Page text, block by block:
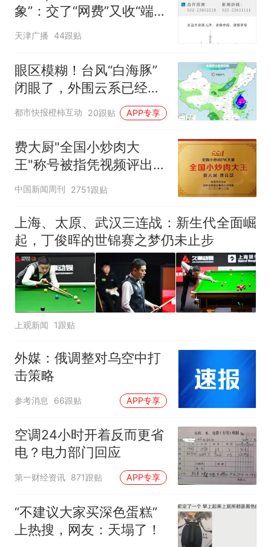
象”：交了“网费”又收“端口
费”，退费没着落，使用期
天津广播 44跟贴
眼区模糊！台风“白海豚”
闭眼了，外围云系已经触
及浙江，浙江、上海等地
位于台风危险半圆
都市快报橙柿互动 20跟贴 APP专享
费大厨"全国小炒肉大
王"称号被指凭视频评出
官方回应
中国新闻周刊 2751跟贴
上海、太原、武汉三连战：新生代全面崛
起，丁俊晖的世锦赛之梦仍未止步
上观新闻 1跟贴
外媒：俄调整对乌空中打
击策略
参考消息 66跟贴 APP专享
空调24小时开着反而更省
电？电力部门回应
第一财经资讯 871跟贴 APP专享
“不建议大家买深色蛋糕”
上热搜，网友：天塌了！